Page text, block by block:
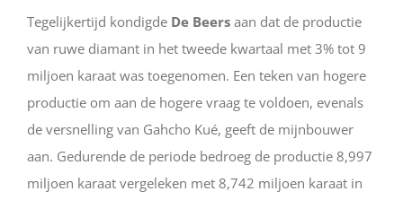
Tegelijkertijd kondigde De Beers aan dat de productie
van ruwe diamant in het tweede kwartaal met 3% tot 9
miljoen karaat was toegenomen. Een teken van hogere
productie om aan de hogere vraag te voldoen, evenals
de versnelling van Gahcho Kué, geeft de mijnbouwer
aan. Gedurende de periode bedroeg de productie 8,997
miljoen karaat vergeleken met 8,742 miljoen karaat in